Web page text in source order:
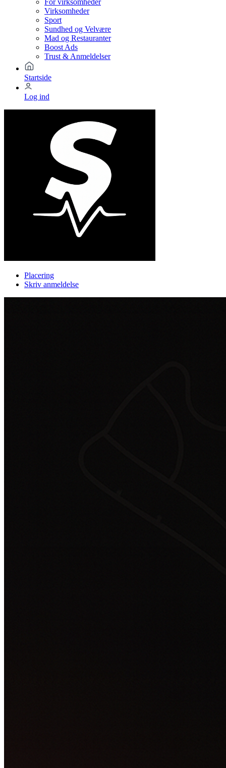
For virksomheder
Virksomheder
Sport
Sundhed og Velvære
Mad og Restauranter
Boost Ads
Trust & Anmeldelser
Startside
Log ind
Placering
Skriv anmeldelse